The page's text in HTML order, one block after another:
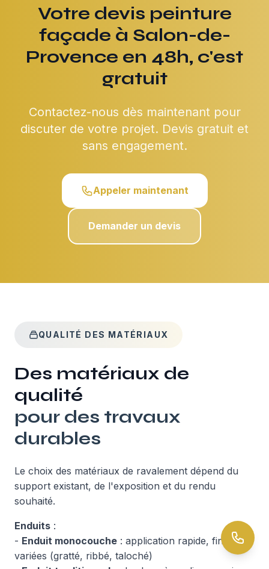
Votre devis peinture
façade à Salon-de-
Provence en 48h, c'est
gratuit
Contactez-nous dès maintenant pour
discuter de votre projet. Devis gratuit et
sans engagement.
Appeler maintenant
Demander un devis
QUALITÉ DES MATÉRIAUX
Des matériaux de
qualité
pour des travaux
durables
Le choix des matériaux de ravalement dépend du
support existant, de l'exposition et du rendu
souhaité.
Enduits :
- Enduit monocouche : application rapide, finitions
variées (gratté, ribbé, taloché)